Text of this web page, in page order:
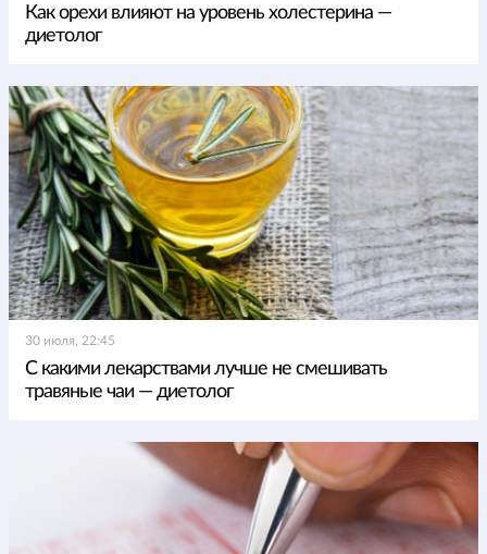
Как орехи влияют на уровень холестерина —
диетолог
30 июля, 22:45
С какими лекарствами лучше не смешивать
травяные чаи — диетолог